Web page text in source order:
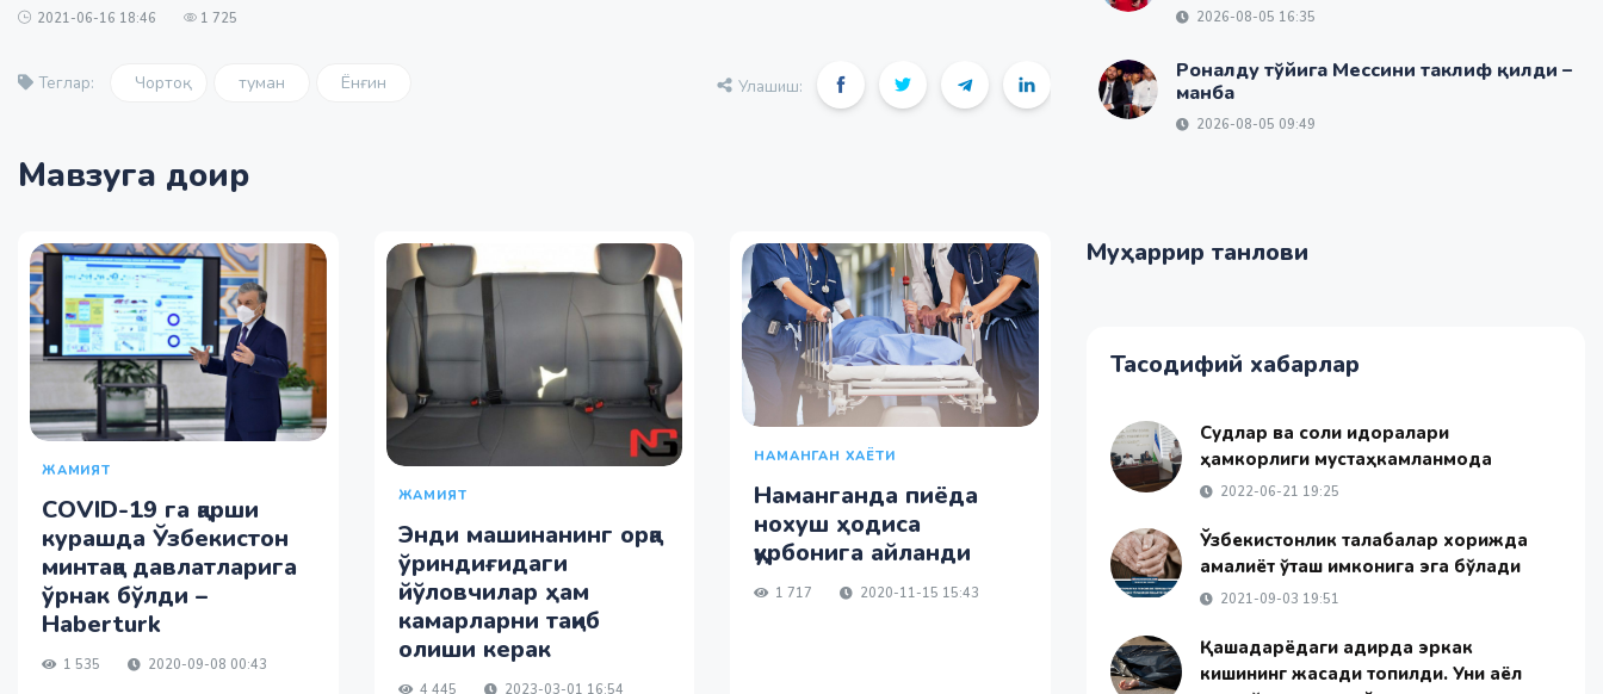
2021-06-16 18:46 1 725
Теглар: Чортоқ туман Ёнғин Улашиш:
Мавзуга доир
ЖАМИЯТ
COVID-19 га қарши
курашда Ўзбекистон
минтақа давлатларига
ўрнак бўлди –
Haberturk
1 535 2020-09-08 00:43
ЖАМИЯТ
Энди машинанинг орқа
ўриндиғидаги
йўловчилар ҳам
камарларни тақиб
олиши керак
4 445 2023-03-01 16:54
НАМАНГАН ХАЁТИ
Наманганда пиёда
нохуш ҳодиса
қурбонига айланди
1 717 2020-11-15 15:43
2026-08-05 16:35
Роналду тўйига Мессини таклиф қилди –
манба
2026-08-05 09:49
Муҳаррир танлови
Тасодифий хабарлар
Судлар ва солиқ идоралари
ҳамкорлиги мустаҳкамланмоқда
2022-06-21 19:25
Ўзбекистонлик талабалар хорижда
амалиёт ўташ имконига эга бўлади
2021-09-03 19:51
Қашқадарёдаги адирда эркак
кишининг жасади топилди. Уни аёл